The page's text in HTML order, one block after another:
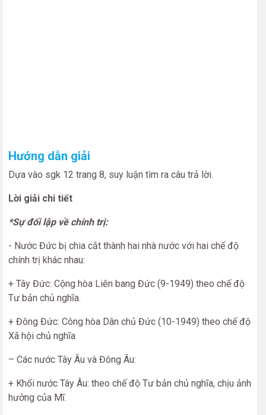
Hướng dẫn giải
Dựa vào sgk 12 trang 8, suy luận tìm ra câu trả lời.
Lời giải chi tiết
*Sự đối lập về chính trị:
- Nước Đức bị chia cắt thành hai nhà nước với hai chế độ
chính trị khác nhau:
+ Tây Đức: Cộng hòa Liên bang Đức (9-1949) theo chế độ
Tư bản chủ nghĩa.
+ Đông Đức: Công hòa Dân chủ Đức (10-1949) theo chế độ
Xã hội chủ nghĩa
– Các nước Tây Âu và Đông Âu:
+ Khối nước Tây Âu: theo chế độ Tư bản chủ nghĩa, chịu ảnh
hưởng của Mĩ.